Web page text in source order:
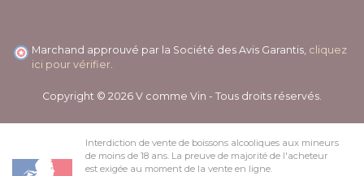
Marchand approuvé par la Société des Avis Garantis, cliquez
ici pour vérifier
Copyright © 2026 V comme Vin - Tous droits réservés.
Interdiction de vente de boissons alcooliques aux mineurs
de moins de 18 ans. La preuve de majorité de l'acheteur
est exigée au moment de la vente en ligne.